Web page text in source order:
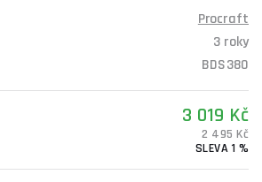
Procraft
3 roky
BDS380
3 019 Kč
2 495 Kč
SLEVA 1 %